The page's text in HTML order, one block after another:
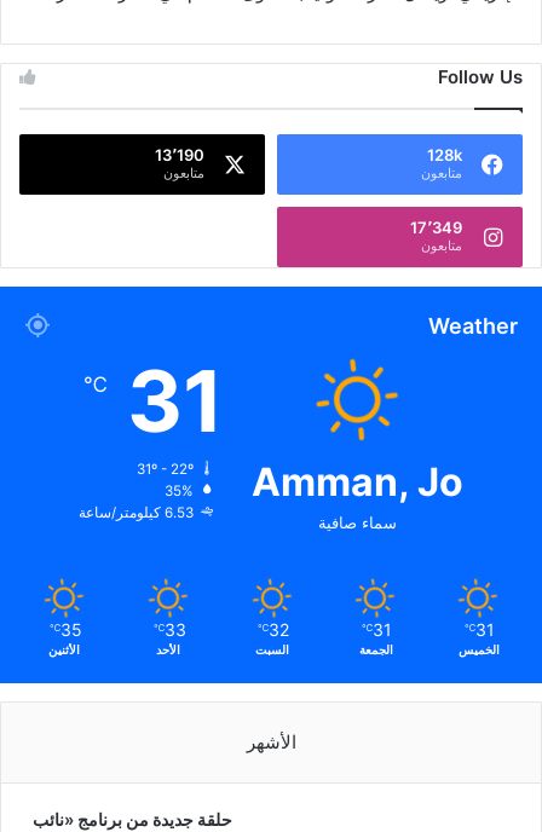
Follow Us
128k
متابعون
13٬190
متابعون
17٬349
متابعون
Weather
Amman, Jo
سماء صافية
31
℃
35%
6.53 كيلومتر/ساعة
31
℃
الخميس
31
℃
الجمعة
32
℃
السبت
33
℃
الأحد
35
℃
الأثنين
الأشهر
حلقة جديدة من برنامج «نائب